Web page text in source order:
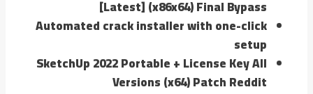
[Latest] (x86x64) Final Bypass
Automated crack installer with one-click
setup
SketchUp 2022 Portable + License Key All
Versions (x64) Patch Reddit